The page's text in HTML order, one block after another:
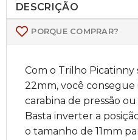
DESCRIÇÃO
PORQUE COMPRAR?
Com o Trilho Picatinny
22mm, você
carabina de pressão
Basta inverter a
o tamanho de 11mm